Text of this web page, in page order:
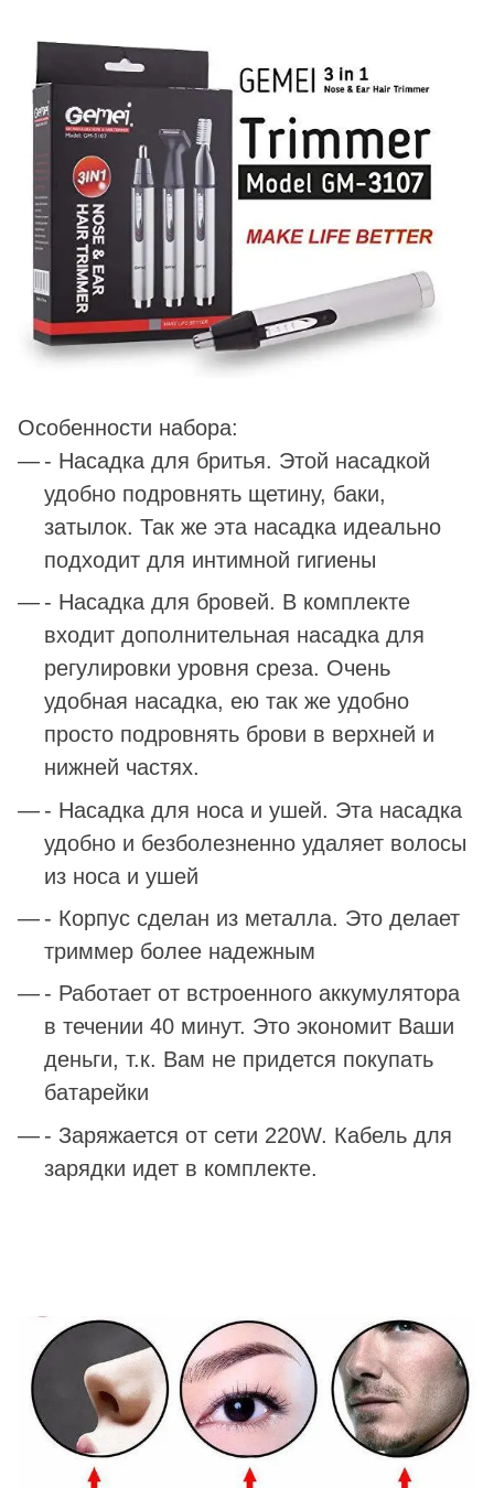
Особенности набора:
- Насадка для бритья. Этой насадкой
удобно подровнять щетину, баки,
затылок. Так же эта насадка идеально
подходит для интимной гигиены
- Насадка для бровей. В комплекте
входит дополнительная насадка для
регулировки уровня среза. Очень
удобная насадка, ею так же удобно
просто подровнять брови в верхней и
нижней частях.
- Насадка для носа и ушей. Эта насадка
удобно и безболезненно удаляет волосы
из носа и ушей
- Корпус сделан из металла. Это делает
триммер более надежным
- Работает от встроенного аккумулятора
в течении 40 минут. Это экономит Ваши
деньги, т.к. Вам не придется покупать
батарейки
- Заряжается от сети 220W. Кабель для
зарядки идет в комплекте.